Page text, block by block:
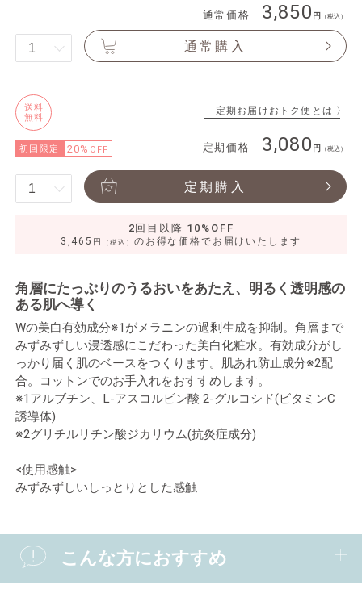
通常価格 3,850 （税込）
通常購入
初回限定 20% OFF
定期お届けおトク便とは 〉
定期価格
送料
無料
3,080 （税込）
定期購入
2回目以降 10%OFF
3,465 円 （税込） のお得な価格でお届けいたします
角層にたっぷりのうるおいをあたえ、明るく透明感の
ある肌へ導く
Wの美白有効成分※1がメラニンの過剰生成を抑制。角層まで
みずみずしい浸透感にこだわった美白化粧水。有効成分がし
っかり届く肌のベースをつくります。肌あれ防止成分※2配
合。コットンでのお手入れをおすすめします。
※1アルブチン、L-アスコルビン酸 2-グルコシド(ビタミンC
誘導体)
※2グリチルリチン酸ジカリウム(抗炎症成分)
<使用感触>
みずみずしいしっとりとした感触
こんな方におすすめ